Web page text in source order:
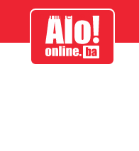
aloonline.ba